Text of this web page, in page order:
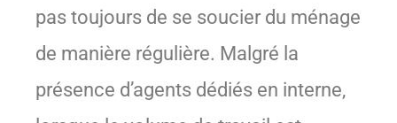
pas toujours de se soucier du ménage
de manière régulière. Malgré la
présence d’agents dédiés en interne,